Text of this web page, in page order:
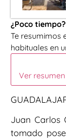
¿Poco tiempo?
Te resumimos
habituales en
Ver
Juan Carlos
tomado